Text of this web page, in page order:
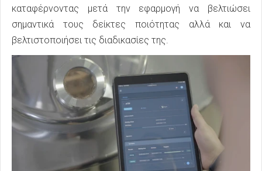
καταφέρνοντας μετά την εφαρμογή να βελτιώσει
σημαντικά τους δείκτες ποιότητας αλλά και να
βελτιστοποιήσει τις διαδικασίες της.